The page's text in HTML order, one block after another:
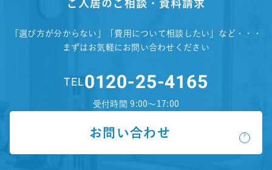
ご入居のご相談・資料請求
「選び方が分からない」「費用について相談したい」など・・・
まずはお気軽にお問い合わせください
TEL0120-25-4165
受付時間 9:00～17:00
お問い合わせ